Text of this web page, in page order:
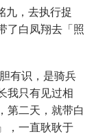
九，去执行捉
了白凤翔去「照
有识，是骑兵
我只有见过相
第二天，就带白
，一直耿耿于